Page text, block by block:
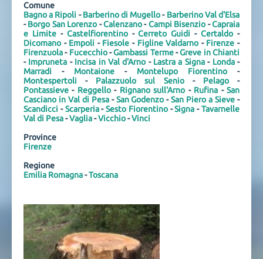
Comune
Bagno a Ripoli -Barberino di Mugello- Barberino Val d'Elsa
-Borgo San Lorenzo -Calenzano-Campi Bisenzio -Capraia
e Limite- Castelfiorentino-Cerreto Guidi -Certaldo -
Dicomano - Empoli - Fiesole - Figline Valdarno - Firenze -
Firenzuola- Fucecchio-Gambassi Terme-Greve in Chianti
- Impruneta - Incisa in Val d'Arno - Lastra a Signa- Londa-
Marradi - Montaione - Montelupo Fiorentino -
Montespertoli - Palazzuolo sul Senio- Pelago-
Pontassieve - Reggello- Rignano sull'Arno - Rufina -San
Casciano in Val di Pesa-San Godenzo -San Piero a Sieve -
Scandicci -Scarperia-Sesto Fiorentino-Signa -Tavarnelle
Val di Pesa-Vaglia-Vicchio-Vinci
Province
Firenze
Regione
Emilia Romagna-Toscana